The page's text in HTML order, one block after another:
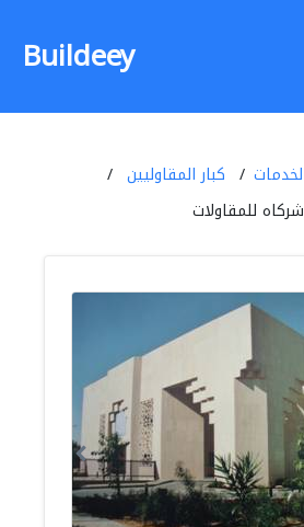
Buildeey
كبار المقاوليين
للمقاولات